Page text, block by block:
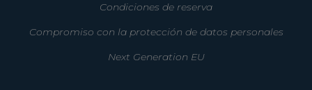
Condiciones de reserva
Compromiso con la protección de datos personales
Next Generation EU